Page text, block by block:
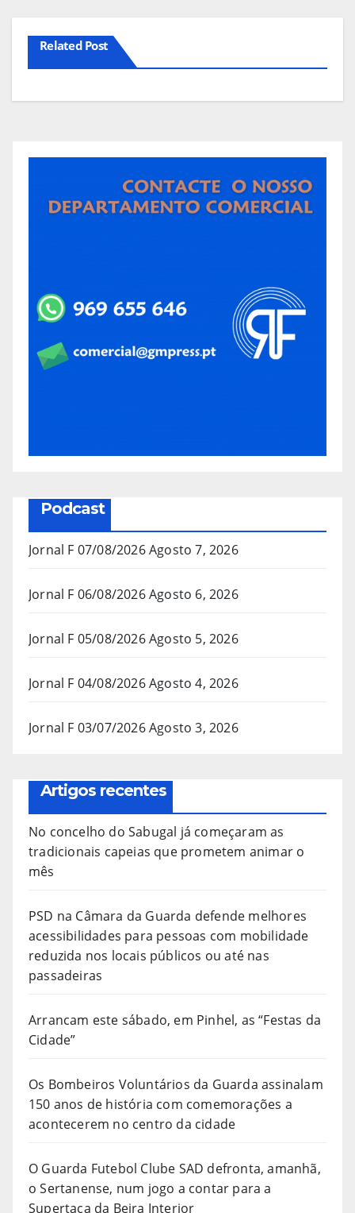
Related Post
Podcast
Jornal F 07/08/2026Agosto 7, 2026
Jornal F 06/08/2026Agosto 6, 2026
Jornal F 05/08/2026Agosto 5, 2026
Jornal F 04/08/2026Agosto 4, 2026
Jornal F 03/07/2026Agosto 3, 2026
Artigos recentes
No concelho do Sabugal já começaram as
tradicionais capeias que prometem animar o
mês
PSD na Câmara da Guarda defende melhores
acessibilidades para pessoas com mobilidade
reduzida nos locais públicos ou até nas
passadeiras
Arrancam este sábado, em Pinhel, as “Festas da
Cidade”
Os Bombeiros Voluntários da Guarda assinalam
150 anos de história com comemorações a
acontecerem no centro da cidade
O Guarda Futebol Clube SAD defronta, amanhã,
o Sertanense, num jogo a contar para a
Supertaça da Beira Interior